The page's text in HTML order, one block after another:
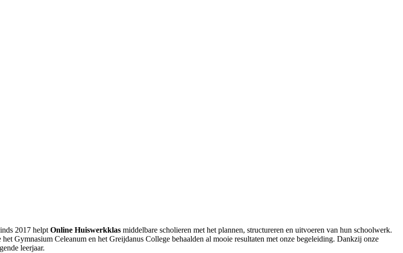
2017 helpt Online Huiswerkklas middelbare scholieren met het plannen, structureren en uitvoeren van hun schoolwerk.
Gymnasium Celeanum en het Greijdanus College behaalden al mooie resultaten met onze begeleiding. Dankzij onze
leerjaar.